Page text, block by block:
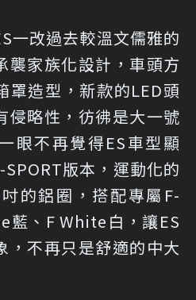
一改過去較溫文儒雅的
襲家族化設計，車頭方
罩造型，新款的LED頭
侵略性，彷彿是大一號
眼不再覺得ES車型顯
版本，運動化的
的鋁圈，搭配專屬F-
藍、F White白，讓ES
，不再只是舒適的中大